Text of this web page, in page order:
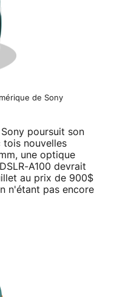
de Sony
poursuit son
tois nouvelles
une optique
A100 devrait
au prix de 900$
n'étant pas encore